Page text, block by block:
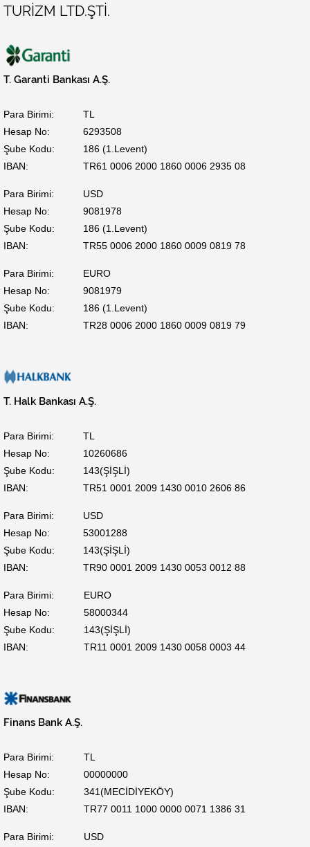
TURİZM LTD.ŞTİ.
T. Garanti Bankası A.Ş.
Para Birimi:
Hesap No:
Şube Kodu:
IBAN:
TL
6293508
186 (1.Levent)
TR61 0006 2000 1860 0006 2935 08
Para Birimi:
Hesap No:
Şube Kodu:
IBAN:
USD
9081978
186 (1.Levent)
TR55 0006 2000 1860 0009 0819 78
Para Birimi:
Hesap No:
Şube Kodu:
IBAN:
EURO
9081979
186 (1.Levent)
TR28 0006 2000 1860 0009 0819 79
T. Halk Bankası A.Ş.
Para Birimi:
Hesap No:
Şube Kodu:
IBAN:
TL
10260686
143(ŞİŞLİ)
TR51 0001 2009 1430 0010 2606 86
Para Birimi:
Hesap No:
Şube Kodu:
IBAN:
USD
53001288
143(ŞİŞLİ)
TR90 0001 2009 1430 0053 0012 88
Para Birimi:
Hesap No:
Şube Kodu:
IBAN:
EURO
58000344
143(ŞİŞLİ)
TR11 0001 2009 1430 0058 0003 44
Finans Bank A.Ş.
Para Birimi:
Hesap No:
Şube Kodu:
IBAN:
TL
00000000
341(MECİDİYEKÖY)
TR77 0011 1000 0000 0071 1386 31
Para Birimi:
USD